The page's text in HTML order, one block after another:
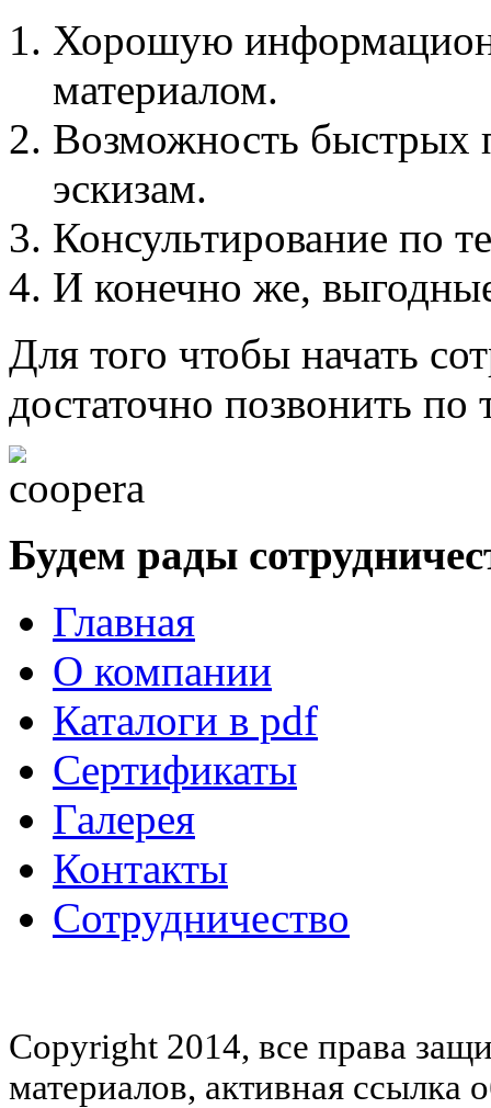
Хорошую
материалом.
Возможность быстрых
эскизам.
Консультирование по
И конечно же,
Для того чтобы начать
достаточно позвонить по
Будем рады
Главная
О компании
Каталоги в pdf
Сертификаты
Галерея
Контакты
Сотрудничество
Copyright 2014, все права
материалов, активная ссылка